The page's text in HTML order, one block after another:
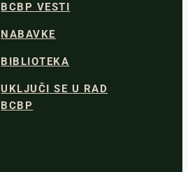
BCBP VESTI
NABAVKE
BIBLIOTEKA
UKLJUČI SE U RAD
BCBP